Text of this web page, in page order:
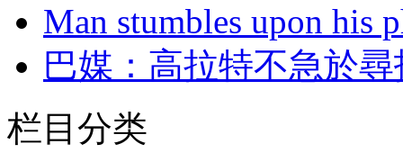
Man stumbles upon his
巴媒 ：高拉特不急
栏目分类